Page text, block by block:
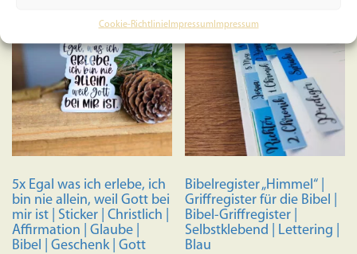
Cookie-RichtlinieImpressum Impressum
Varianten
auf.
Die
Optionen
können
auf
gewählt
werden
5x Egal was ich erlebe, ich
bin nie allein, weil Gott bei
mir ist | Sticker | Christlich |
Affirmation | Glaube |
Bibel | Geschenk | Gott
Bibelregister „Himmel“ |
Griffregister für die Bibel |
Bibel-Griffregister |
Selbstklebend | Lettering |
Blau